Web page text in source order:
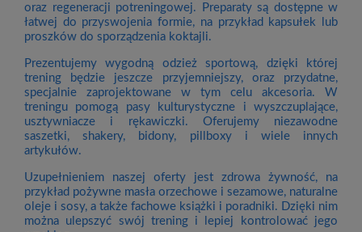
oraz regeneracji potreningowej. Preparaty są dostępne w
łatwej do przyswojenia formie, na przykład kapsułek lub
proszków do sporządzenia koktajli.
Prezentujemy wygodną odzież sportową, dzięki której
trening będzie jeszcze przyjemniejszy, oraz przydatne,
specjalnie zaprojektowane w tym celu akcesoria. W
treningu pomogą pasy kulturystyczne i wyszczuplające,
usztywniacze i rękawiczki. Oferujemy niezawodne
saszetki, shakery, bidony, pillboxy i wiele innych
artykułów.
Uzupełnieniem naszej oferty jest zdrowa żywność, na
przykład pożywne masła orzechowe i sezamowe, naturalne
oleje i sosy, a także fachowe książki i poradniki. Dzięki nim
można ulepszyć swój trening i lepiej kontrolować jego